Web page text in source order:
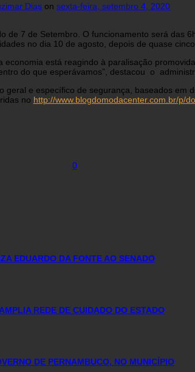
Dias on sexta-feira, setembro 4, 2020
7 de Setembro. O funcionamento será das
no dia 10 de agosto, depois de quase
está reagindo à paralisação
do que esperávamos”, destacou o
e específico de segurança, baseados em
no http://www.blogdomodacenter.com.br/p/
0
EDUARDO DA FONTE AO SENADO
REDE DE CUIDADO DO ESTADO
DE PERNAMBUCO, NO MUNICÍPIO